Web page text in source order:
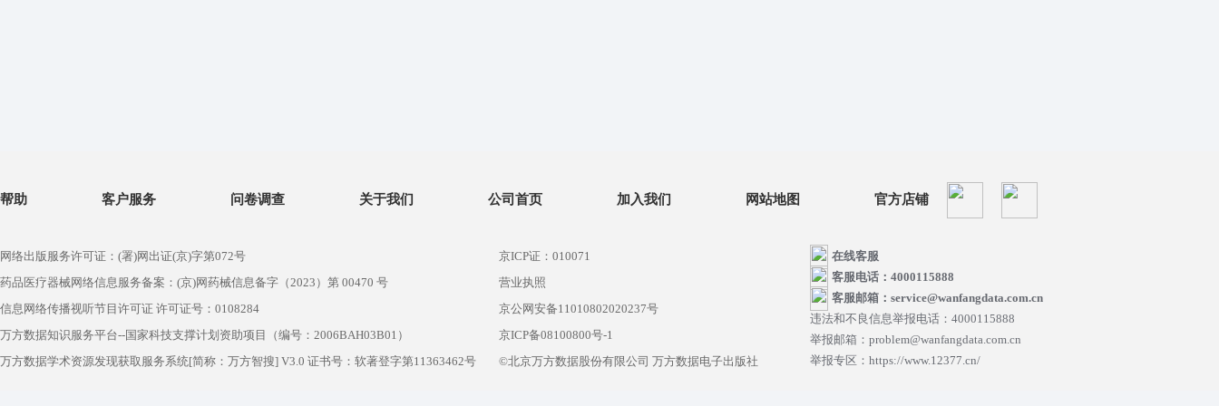
帮助 客户服务 问卷调查 关于我们 公司首页 加入我们 网站地图 官方店铺
网络出版服务许可证：(署)网出证(京)字第072号
药品医疗器械网络信息服务备案：(京)网药械信息备字（2023）第 00470 号
信息网络传播视听节目许可证 许可证号：0108284
万方数据知识服务平台--国家科技支撑计划资助项目（编号：2006BAH03B01）
万方数据学术资源发现获取服务系统[简称：万方智搜] V3.0 证书号：软著登字第11363462号
京ICP证：010071
营业执照
京公网安备11010802020237号
京ICP备08100800号-1
©北京万方数据股份有限公司 万方数据电子出版社
在线客服
客服电话：4000115888
客服邮箱：service@wanfangdata.com.cn
违法和不良信息举报电话：4000115888
举报邮箱：problem@wanfangdata.com.cn
举报专区：https://www.12377.cn/